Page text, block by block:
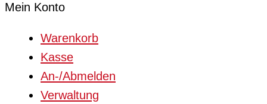
Mein Konto
Warenkorb
Kasse
An-/Abmelden
Verwaltung